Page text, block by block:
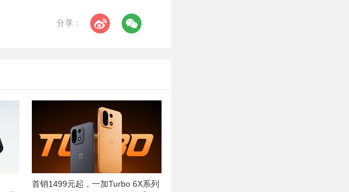
分享：
首销1499元起，一加Turbo 6X系列